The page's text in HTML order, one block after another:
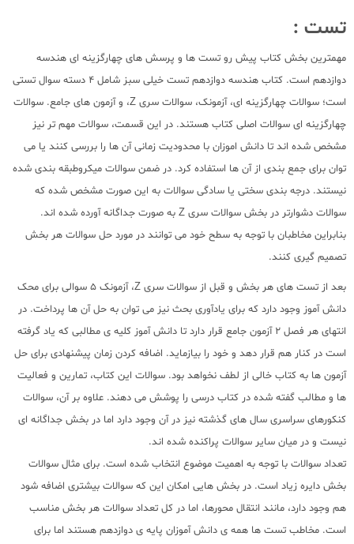
تست :
مهمترین بخش کتاب پیش رو تست ها و پرسش های چهارگزینه ای هندسه
دوازدهم است. کتاب هندسه دوازدهم تست خیلی سبز شامل 4 دسته سوال تستی
است؛ سوالات چهارگزینه ای، آزمونک، سوالات سری Z، و آزمون های جامع. سوالات
چهارگزینه ای سوالات اصلی کتاب هستند. در این قسمت، سوالات مهم تر نیز
مشخص شده اند تا دانش اموزان با محدودیت زمانی آن ها را بررسی کنند یا می
توان برای جمع بندی از آن ها استفاده کرد. در ضمن سوالات میکروطبقه بندی شده
نیستند. درجه بندی سختی یا سادگی سوالات به این صورت مشخص شده که
سوالات دشوارتر در بخش سوالات سری Z به صورت جداگانه آورده شده اند.
بنابراین مخاطبان با توجه به سطح خود می توانند در مورد حل سوالات هر بخش
تصمیم گیری کنند.
بعد از تست های هر بخش و قبل از سوالات سری Z، آزمونک 5 سوالی برای محک
دانش آموز وجود دارد که برای یادآوری بحث نیز می توان به حل آن ها پرداخت. در
انتهای هر فصل 2 آزمون جامع قرار دارد تا دانش آموز کلیه ی مطالبی که یاد گرفته
است در کنار هم قرار دهد و خود را بیازماید. اضافه کردن زمان پیشنهادی برای حل
آزمون ها به کتاب خالی از لطف نخواهد بود. سوالات این کتاب، تمارین و فعالیت
ها و مطالب گفته شده در کتاب درسی را پوشش می دهند. علاوه بر آن، سوالات
کنکورهای سراسری سال های گذشته نیز در آن وجود دارد اما در بخش جداگانه ای
نیست و در میان سایر سوالات پراکنده شده اند.
تعداد سوالات با توجه به اهمیت موضوع انتخاب شده است. برای مثال سوالات
بخش دایره زیاد است. در بخش هایی امکان این که سوالات بیشتری اضافه شود
هم وجود دارد، مانند انتقال محورها، اما در کل تعداد سوالات هر بخش مناسب
است. مخاطب تست ها همه ی دانش آموزان پایه ی دوازدهم هستند اما برای